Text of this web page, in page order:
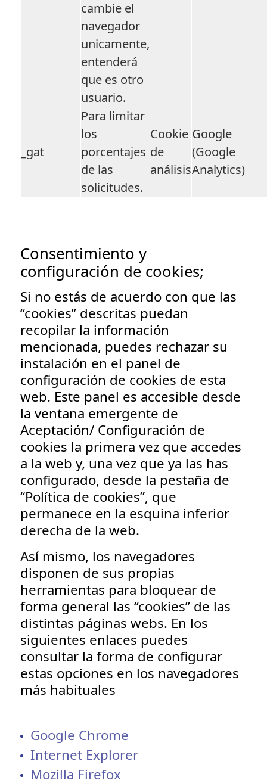
cambie el
navegador
unicamente,
entenderá
que es otro
usuario.
_gat
Para limitar
los
porcentajes
de las
solicitudes.
Cookie
de
análisis
Google
(Google
Analytics)
Consentimiento y
configuración de cookies;
Si no estás de acuerdo con que las
“cookies” descritas puedan
recopilar la información
mencionada, puedes rechazar su
instalación en el panel de
configuración de cookies de esta
web. Este panel es accesible desde
la ventana emergente de
Aceptación/ Configuración de
cookies la primera vez que accedes
a la web y, una vez que ya las has
configurado, desde la pestaña de
“Política de cookies”, que
permanece en la esquina inferior
derecha de la web.
Así mismo, los navegadores
disponen de sus propias
herramientas para bloquear de
forma general las “cookies” de las
distintas páginas webs. En los
siguientes enlaces puedes
consultar la forma de configurar
estas opciones en los navegadores
más habituales
Google Chrome
Internet Explorer
Mozilla Firefox